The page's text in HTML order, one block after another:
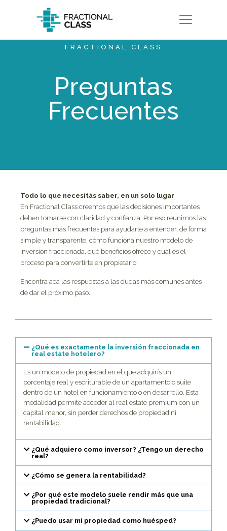
FRACTIONAL CLASS
Preguntas
Frecuentes
Todo lo que necesitás saber, en un solo lugar
En Fractional Class creemos que las decisiones importantes
deben tomarse con claridad y confianza. Por eso reunimos las
preguntas más frecuentes para ayudarte a entender, de forma
simple y transparente, cómo funciona nuestro modelo de
inversión fraccionada, qué beneficios ofrece y cuál es el
proceso para convertirte en propietario.
Encontrá acá las respuestas a las dudas más comunes antes
de dar el próximo paso.
¿Qué es exactamente la inversión fraccionada en
real estate hotelero?
Es un modelo de propiedad en el que adquirís un
porcentaje real y escriturable de un apartamento o suite
dentro de un hotel en funcionamiento o en desarrollo. Esta
modalidad permite acceder al real estate premium con un
capital menor, sin perder derechos de propiedad ni
rentabilidad.
¿Qué adquiero como inversor? ¿Tengo un derecho
real?
¿Cómo se genera la rentabilidad?
¿Por qué este modelo suele rendir más que una
propiedad tradicional?
¿Puedo usar mi propiedad como huésped?